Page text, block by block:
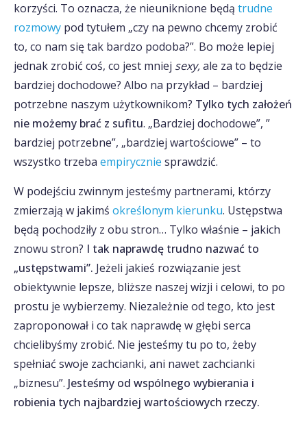
korzyści. To oznacza, że nieuniknione będą trudne
rozmowy pod tytułem „czy na pewno chcemy zrobić
to, co nam się tak bardzo podoba?”. Bo może lepiej
jednak zrobić coś, co jest mniej sexy,ale za to będzie
bardziej dochodowe? Albo na przykład – bardziej
potrzebne naszym użytkownikom? Tylko tych założeń
nie możemy brać z sufitu. „Bardziej dochodowe”, ”
bardziej potrzebne”, „bardziej wartościowe” – to
wszystko trzeba empirycznie sprawdzić.
W podejściu zwinnym jesteśmy partnerami, którzy
zmierzają w jakimś określonym kierunku. Ustępstwa
będą pochodziły z obu stron… Tylko właśnie – jakich
znowu stron? I tak naprawdę trudno nazwać to
„ustępstwami”. Jeżeli jakieś rozwiązanie jest
obiektywnie lepsze, bliższe naszej wizji i celowi, to po
prostu je wybierzemy. Niezależnie od tego, kto jest
zaproponował i co tak naprawdę w głębi serca
chcielibyśmy zrobić. Nie jesteśmy tu po to, żeby
spełniać swoje zachcianki, ani nawet zachcianki
„biznesu”. Jesteśmy od wspólnego wybierania i
robienia tych najbardziej wartościowych rzeczy.